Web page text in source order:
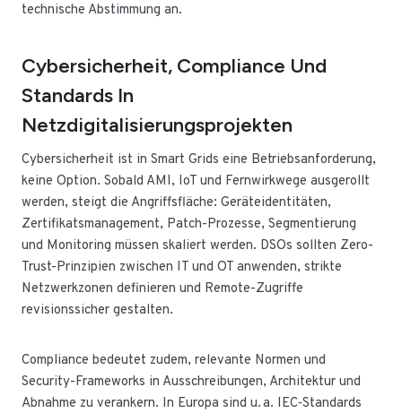
technische Abstimmung an.
Cybersicherheit, Compliance Und
Standards In
Netzdigitalisierungsprojekten
Cybersicherheit ist in Smart Grids eine Betriebsanforderung,
keine Option. Sobald AMI, IoT und Fernwirkwege ausgerollt
werden, steigt die Angriffsfläche: Geräteidentitäten,
Zertifikatsmanagement, Patch-Prozesse, Segmentierung
und Monitoring müssen skaliert werden. DSOs sollten Zero-
Trust-Prinzipien zwischen IT und OT anwenden, strikte
Netzwerkzonen definieren und Remote-Zugriffe
revisionssicher gestalten.
Compliance bedeutet zudem, relevante Normen und
Security-Frameworks in Ausschreibungen, Architektur und
Abnahme zu verankern. In Europa sind u. a. IEC‑Standards